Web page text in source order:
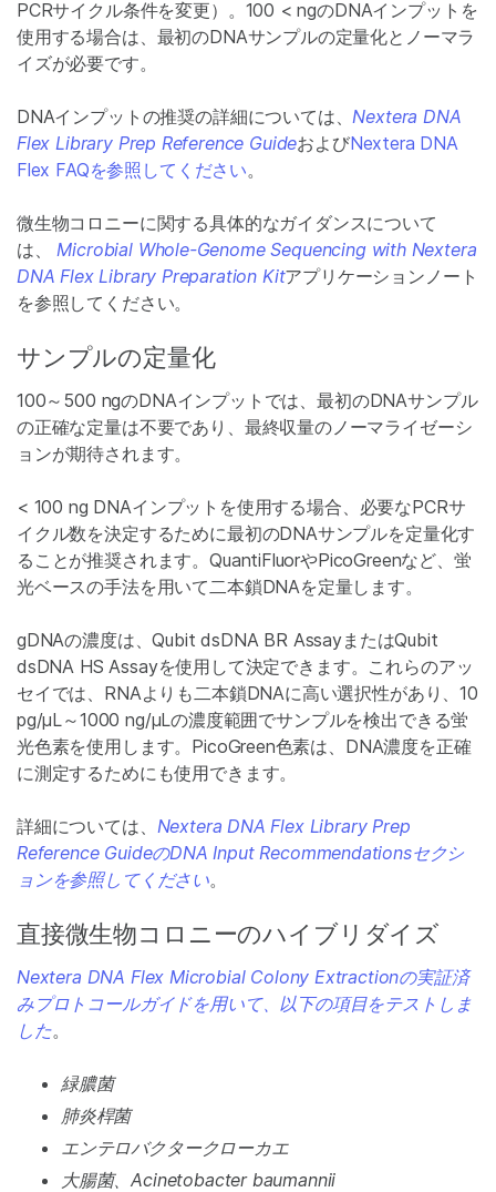
PCRサイクル条件を変更）。100 < ngのDNAインプットを
使用する場合は、最初のDNAサンプルの定量化とノーマラ
イズが必要です。
DNAインプットの推奨の詳細については、Nextera DNA
Flex Library Prep Reference GuideおよびNextera DNA
Flex FAQを参照してください。
微生物コロニーに関する具体的なガイダンスについて
は、Microbial Whole-Genome Sequencing with Nextera
DNA Flex Library Preparation Kitアプリケーションノート
を参照してください。
サンプルの定量化
100～500 ngのDNAインプットでは、最初のDNAサンプル
の正確な定量は不要であり、最終収量のノーマライゼーシ
ョンが期待されます。
< 100 ng DNAインプットを使用する場合、必要なPCRサ
イクル数を決定するために最初のDNAサンプルを定量化す
ることが推奨されます。QuantiFluorやPicoGreenなど、蛍
光ベースの手法を用いて二本鎖DNAを定量します。
gDNAの濃度は、Qubit dsDNA BR AssayまたはQubit
dsDNA HS Assayを使用して決定できます。これらのアッ
セイでは、RNAよりも二本鎖DNAに高い選択性があり、10
pg/μL～1000 ng/μLの濃度範囲でサンプルを検出できる蛍
光色素を使用します。PicoGreen色素は、DNA濃度を正確
に測定するためにも使用できます。
詳細については、 Nextera DNA Flex Library Prep
Reference GuideのDNA Input Recommendationsセクシ
ョンを参照してください。
直接微生物コロニーのハイブリダイズ
Nextera DNA Flex Microbial Colony Extractionの実証済
みプロトコールガイドを用いて、以下の項目をテストしま
した。
緑膿菌
肺炎桿菌
エンテロバクタークローカエ
大腸菌、Acinetobacter baumannii